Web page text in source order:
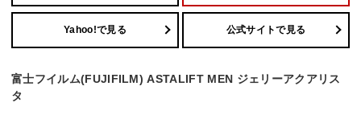
Yahoo!で見る 公式サイトで見る
富士フイルム(FUJIFILM) ASTALIFT MEN ジェリーアクアリス
タ